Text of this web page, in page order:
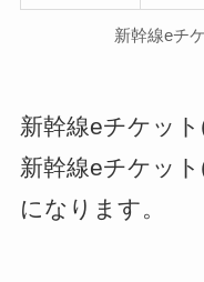
新幹線eチ
新幹線eチケッ
新幹線eチケッ
になります。